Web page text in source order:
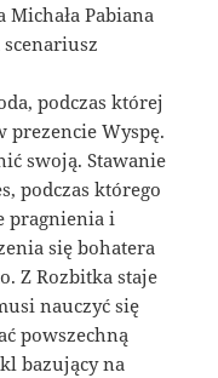
Pabiana
podczas której
Wyspę.
swoją. Stawanie
podczas którego
pragnienia i
się bohatera
Z Rozbitka staje
nauczyć się
powszechną
bazujący na